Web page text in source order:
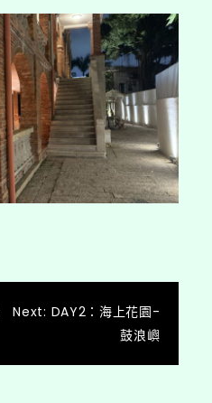
Next: DAY2：海上花園-
鼓浪嶼